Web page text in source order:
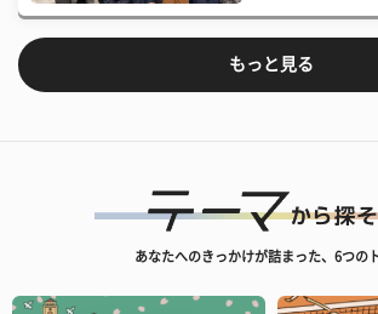
もっと見る
あなたへのきっかけが詰まった、6つの